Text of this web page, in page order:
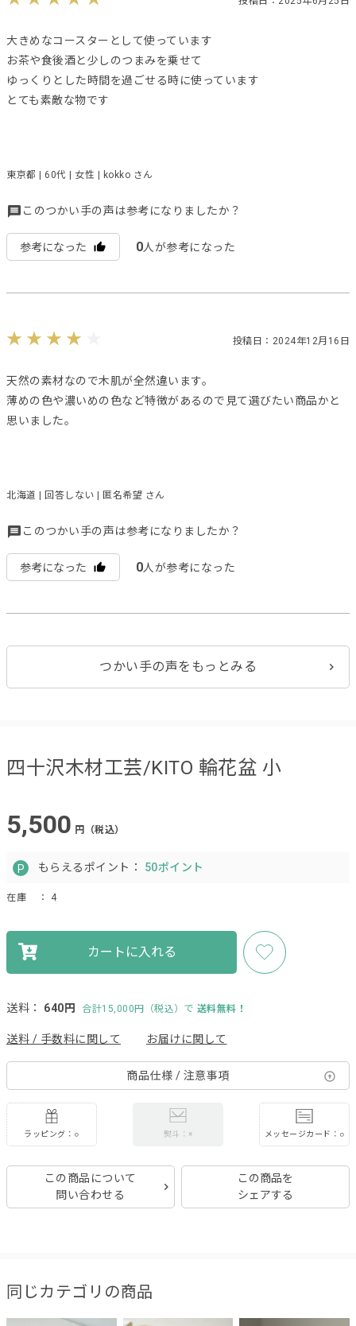
大きめなコースターとして使っています
お茶や食後酒と少しのつまみを乗せて
ゆっくりとした時間を過ごせる時に使っています
とても素敵な物です
東京都 | 60代 | 女性 | kokko さん
このつかい手の声は参考になりましたか？
参考になった 0人が参考になった
投稿日：2024年12月16日
天然の素材なので木肌が全然違います。
薄めの色や濃いめの色など特徴があるので見て選びたい商品かと
思いました。
北海道 | 回答しない | 匿名希望 さん
このつかい手の声は参考になりましたか？
参考になった 0人が参考になった
つかい手の声をもっとみる
四十沢木材工芸/KITO 輪花盆 小
5,500 円（税込）
もらえるポイント： 50ポイント
在庫 ： 4
カートに入れる
送料： 640円 合計15,000円（税込）で 送料無料！
送料 / 手数料に関して お届けに関して
商品仕様 / 注意事項
ラッピング：○ 熨斗：× メッセージカード：○
この商品について
問い合わせる
この商品を
シェアする
同じカテゴリの商品